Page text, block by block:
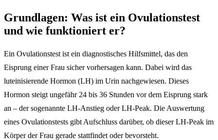
Grundlagen: Was ist ein Ovulationstest
und wie funktioniert er?
Ein Ovulationstest ist ein diagnostisches Hilfsmittel, das den
Eisprung einer Frau sicher vorhersagen kann. Dabei wird das
luteinisierende Hormon (LH) im Urin nachgewiesen. Dieses
Hormon steigt ungefähr 24 bis 36 Stunden vor dem Eisprung stark
an – der sogenannte LH-Anstieg oder LH-Peak. Die Auswertung
eines Ovulationstests gibt Aufschluss darüber, ob dieser LH-Peak im
Körper der Frau gerade stattfindet oder bevorsteht.